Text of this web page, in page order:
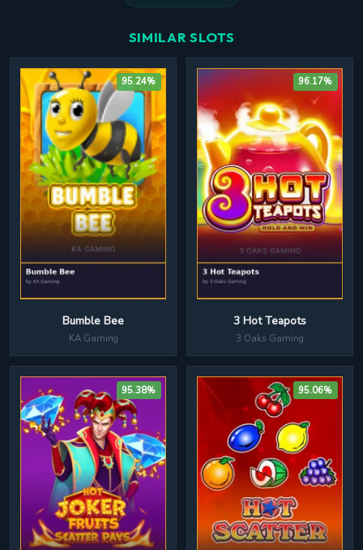
SIMILAR SLOTS
95.24%
Bumble Bee
KA Gaming
96.17%
3 Hot Teapots
3 Oaks Gaming
95.38% 95.06%